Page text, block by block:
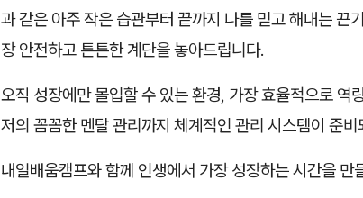
과 같은 아주 작은 습관부터 끝까지 나를 믿고 해내는 끈
장 안전하고 튼튼한 계단을 놓아드립니다.
오직 성장에만 몰입할 수 있는 환경, 가장 효율적으로 역
저의 꼼꼼한 멘탈 관리까지 체계적인 관리 시스템이 준비
내일배움캠프와 함께 인생에서 가장 성장하는 시간을 만